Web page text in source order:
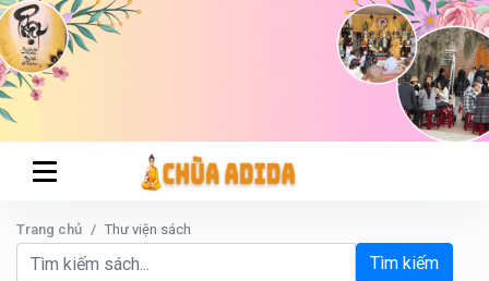
Trang chủ Thư viện sách
Tìm kiếm